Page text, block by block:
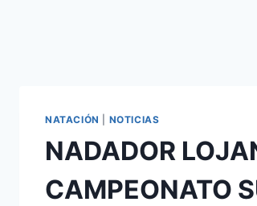
NATACIÓN NOTICIAS
NADADOR
CAMPEONATO